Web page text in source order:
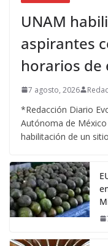
UNAM
aspirantes
horarios de
7 agosto, 2026
*Redacción Diario
Autónoma de
habilitación de un